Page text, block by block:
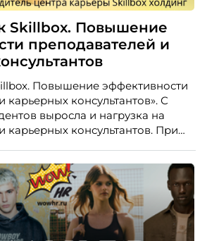
Skillbox. Повышение
преподавателей и
Повышение эффективности
карьерных консультантов». С
выросла и нагрузка на
карьерных консультантов. При
сотрудников, ускорить
качество поддержки и
без роста команды. Так и
встроенный в платформу